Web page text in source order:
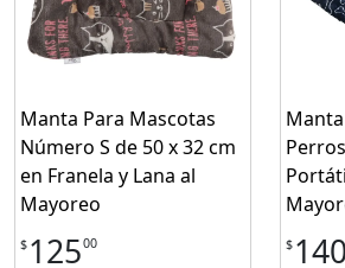
Manta Para Mascotas
Número S de 50 x 32 cm
en Franela y Lana al
Mayoreo
$ 12500 $ 140